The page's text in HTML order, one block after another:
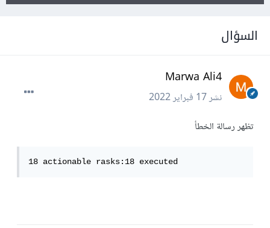
السؤال
Marwa Ali4
نشر17 فبراير 2022
تظهر رسالة الخطأ
18 actionable rasks:18 executed